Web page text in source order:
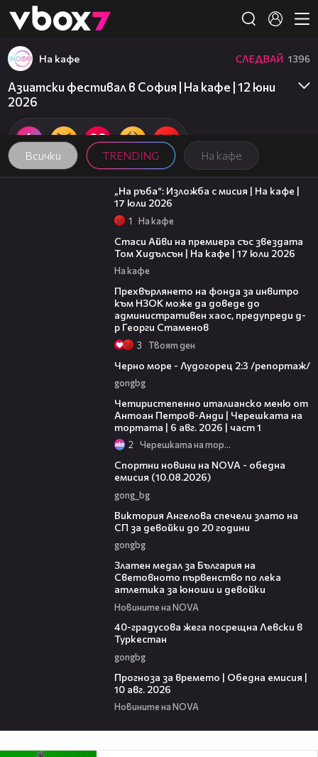
👾
Всички TRENDING На кафе
На кафе СЛЕДВАЙ 1396
Азиатски фестивал в София | На кафе | 12 юни
2026
09:09
„На ръба“: Изложба с мисия | На кафе |
17 юли 2026
1 На кафе
Стаси Айви на премиера със звездата
Том Хидълсън | На кафе | 17 юли 2026
На кафе
Прехвърлянето на фонда за инвитро
към НЗОК може да доведе до
административен хаос, предупреди д-
р Георги Стаменов
3 Твоят ден
Черно море - Лудогорец 2:3 /репортаж/
gongbg
Четиристепенно италианско меню от
Антоан Петров-Анди | Черешката на
тортата | 6 авг. 2026 | част 1
2 Черешката на тортата
Спортни новини на NOVA - обедна
емисия (10.08.2026)
gong_bg
Виктория Ангелова спечели злато на
СП за девойки до 20 години
gongbg
Златен медал за България на
Световното първенство по лека
атлетика за юноши и девойки
Новините на NOVA
40-градусова жега посрещна Левски в
Туркестан
gongbg
Прогноза за времето | Обедна емисия |
10 авг. 2026
Новините на NOVA